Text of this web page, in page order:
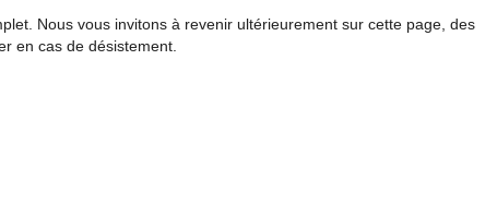
Nous vous invitons à revenir ultérieurement sur cette page, des
en cas de désistement.